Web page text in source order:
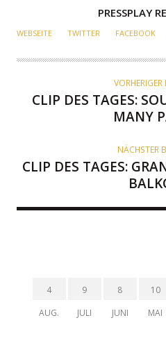
U
O
PRESSPLAY
WEBSEITE TWITTER FACEBOOK
VORHERIGER
CLIP DES TAGES:
MANY
NÄCHSTER
CLIP DES TAGES:
4
AUG.
9
JULI
8
JUNI
10
MAI